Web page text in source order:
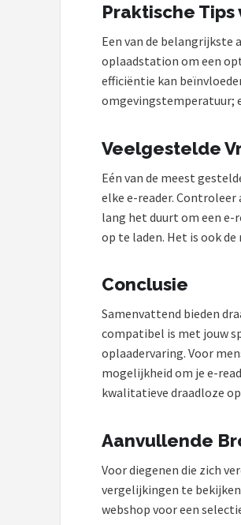
Praktische Tips
Een van de belangrijkste
oplaadstation om een
efficiëntie kan
omgevingstemperatuur;
Veelgestelde
Eén van de meest
elke e-reader.
lang het duurt om een e-
op te laden. Het is ook
Conclusie
Samenvattend bieden
compatibel is met jouw
oplaadervaring. Voor
mogelijkheid om je e-
kwalitatieve draadloze
Aanvullende
Voor diegenen die zich
vergelijkingen te
webshop voor een